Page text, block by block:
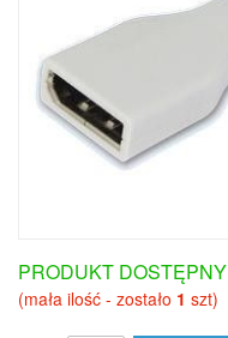
PRODUKT DOSTĘPNY
(mała ilość - zostało 1 szt)